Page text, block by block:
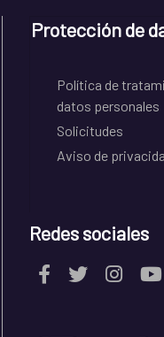
Protección de
Política de
datos personales
Solicitudes
Aviso de
Redes sociales